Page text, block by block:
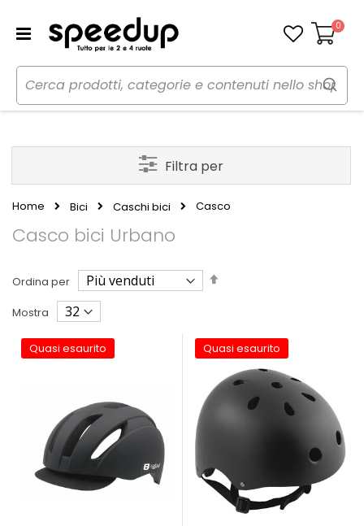
Carrello
0
Home Bici Caschi bici Casco
Casco bici Urbano
Ordina per
Imposta
Mostra
Quasi esaurito Quasi esaurito
Filtra per